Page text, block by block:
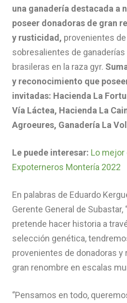
una ganadería destacada a
poseer donadoras de gran
y rusticidad, provenientes
sobresalientes de
brasileras en la raza gyr.
y reconocimiento que
invitadas: Hacienda La
Vía Láctea, Hacienda La
Agroeures, Ganadería La
Le puede interesar: Lo mejor
Expoterneros Montería 2022
En palabras de Eduardo
Gerente General de Subastar,
pretende hacer historia a
selección genética,
provenientes de donadoras y
gran renombre en escalas
‘’Pensamos en todo,